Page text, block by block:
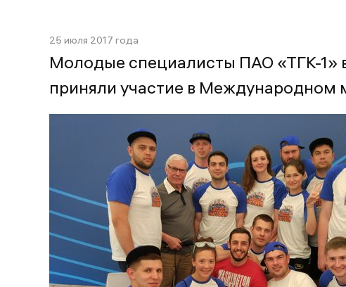
25 июля 2017 года
Молодые специалисты ПАО «ТГК-1»
приняли участие в